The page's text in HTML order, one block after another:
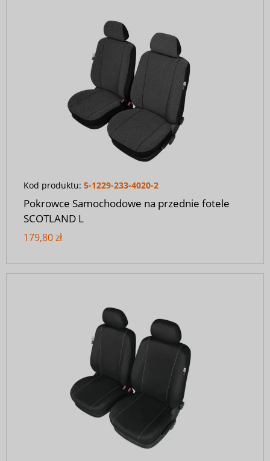
Kod produktu: 5-1229-233-4020-2
Pokrowce Samochodowe na przednie fotele
SCOTLAND L
179,80 zł